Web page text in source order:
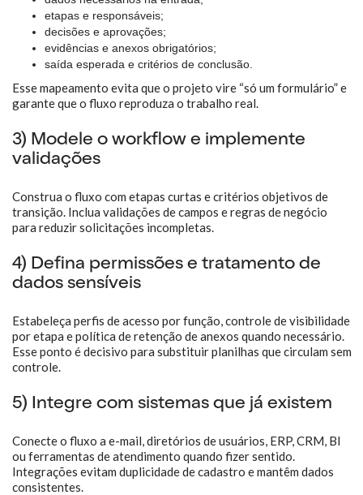
etapas e responsáveis;
decisões e aprovações;
evidências e anexos obrigatórios;
saída esperada e critérios de conclusão.
Esse mapeamento evita que o projeto vire “só um formulário” e
garante que o fluxo reproduza o trabalho real.
3) Modele o workflow e implemente
validações
Construa o fluxo com etapas curtas e critérios objetivos de
transição. Inclua validações de campos e regras de negócio
para reduzir solicitações incompletas.
4) Defina permissões e tratamento de
dados sensíveis
Estabeleça perfis de acesso por função, controle de visibilidade
por etapa e política de retenção de anexos quando necessário.
Esse ponto é decisivo para substituir planilhas que circulam sem
controle.
5) Integre com sistemas que já existem
Conecte o fluxo a e-mail, diretórios de usuários, ERP, CRM, BI
ou ferramentas de atendimento quando fizer sentido.
Integrações evitam duplicidade de cadastro e mantêm dados
consistentes.